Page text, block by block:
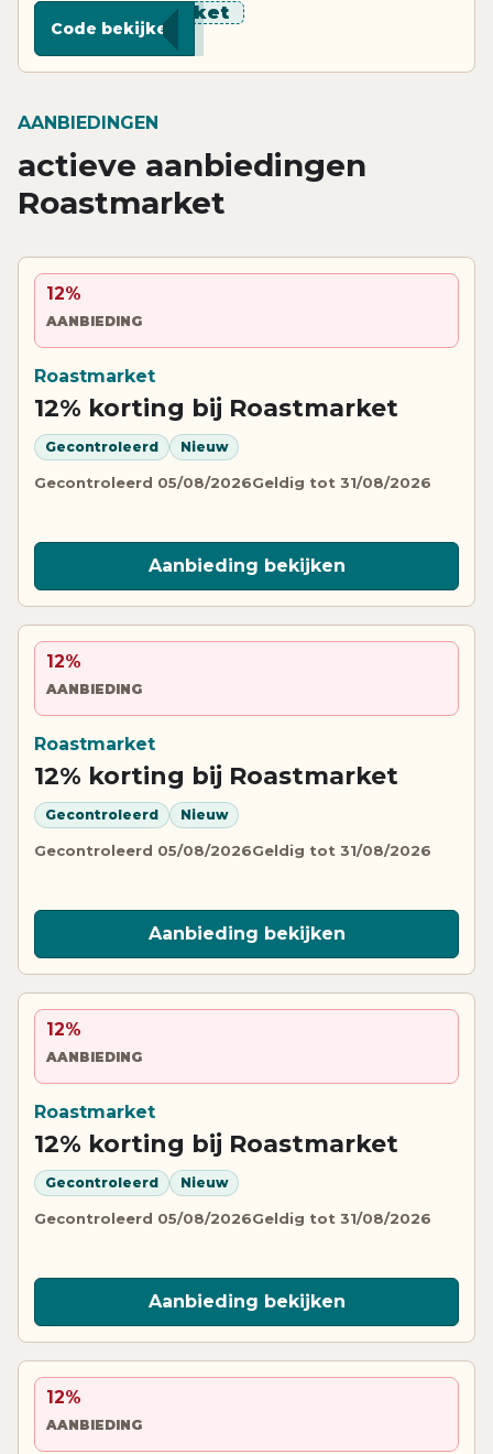
********ket
Code bekijken
AANBIEDINGEN
actieve aanbiedingen
Roastmarket
12%
AANBIEDING
Roastmarket
12% korting bij Roastmarket
Gecontroleerd Nieuw
Gecontroleerd 05/08/2026Geldig tot 31/08/2026
Aanbieding bekijken
12%
AANBIEDING
Roastmarket
12% korting bij Roastmarket
Gecontroleerd Nieuw
Gecontroleerd 05/08/2026Geldig tot 31/08/2026
Aanbieding bekijken
12%
AANBIEDING
Roastmarket
12% korting bij Roastmarket
Gecontroleerd Nieuw
Gecontroleerd 05/08/2026Geldig tot 31/08/2026
Aanbieding bekijken
12%
AANBIEDING